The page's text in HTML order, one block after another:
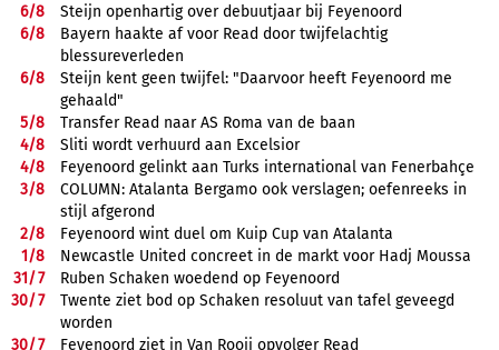
6/8
Steijn openhartig over debuutjaar bij Feyenoord
6/8
Bayern haakte af voor Read door twijfelachtig
blessureverleden
6/8
Steijn kent geen twijfel: "Daarvoor heeft Feyenoord me
gehaald"
5/8
Transfer Read naar AS Roma van de baan
4/8
Sliti wordt verhuurd aan Excelsior
4/8
Feyenoord gelinkt aan Turks international van Fenerbahçe
3/8
COLUMN: Atalanta Bergamo ook verslagen; oefenreeks in
stijl afgerond
2/8
Feyenoord wint duel om Kuip Cup van Atalanta
1/8
Newcastle United concreet in de markt voor Hadj Moussa
31/7
Ruben Schaken woedend op Feyenoord
30/7
Twente ziet bod op Schaken resoluut van tafel geveegd
worden
30/7
Feyenoord ziet in Van Rooij opvolger Read